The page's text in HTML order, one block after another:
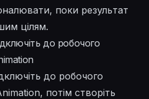
поки результат
цілям.
до робочого
до робочого
потім створіть